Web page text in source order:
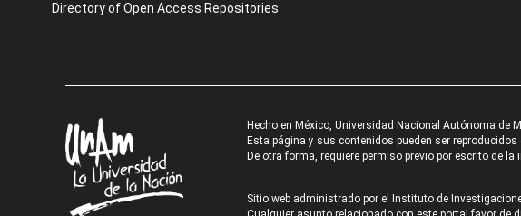
Directory of Open Access Repositories
Hecho en México, Universidad Nacional Autónoma de
Esta página y sus contenidos pueden ser
De otra forma, requiere permiso previo por escrito de la
Sitio web administrado por el Instituto de